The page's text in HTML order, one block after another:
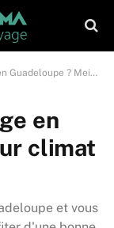
? Meilleur climat & météo
en
climat
et vous